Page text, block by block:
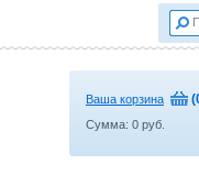
Ваша корзина (
Сумма: 0 руб.